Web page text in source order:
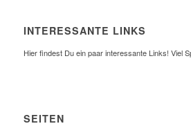
INTERESSANTE LINKS
Hier findest Du ein paar interessante Links! Viel
SEITEN